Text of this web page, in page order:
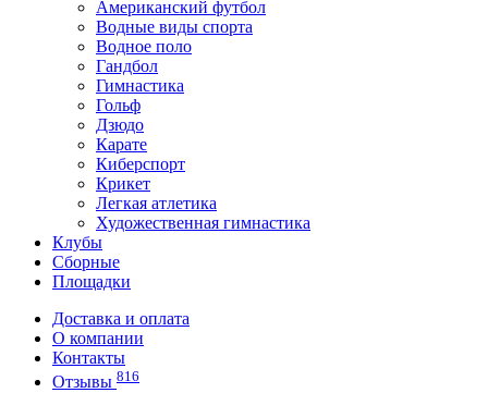
Американский футбол
Водные виды спорта
Водное поло
Гандбол
Гимнастика
Гольф
Дзюдо
Карате
Киберспорт
Крикет
Легкая атлетика
Художественная гимнастика
Клубы
Сборные
Площадки
Доставка и оплата
О компании
Контакты
Отзывы 816